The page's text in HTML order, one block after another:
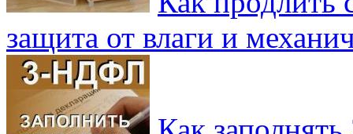
защита от влаги и